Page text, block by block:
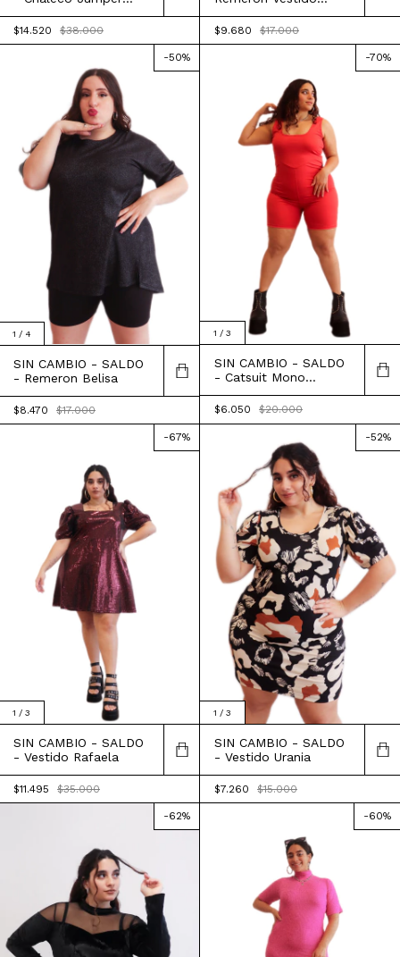
$14.520 $38.000 $9.680 $17.000
1 / 4
-50%
SIN CAMBIO - SALDO
- Remeron Belisa
$8.470 $17.000
1 / 3
-70%
SIN CAMBIO - SALDO
- Catsuit Mono
Antonia
$6.050 $20.000
1 / 3
-67%
SIN CAMBIO - SALDO
- Vestido Rafaela
$11.495 $35.000
1 / 3
-52%
SIN CAMBIO - SALDO
- Vestido Urania
$7.260 $15.000
-62% -60%